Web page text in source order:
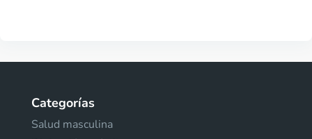
Categorías
Salud masculina